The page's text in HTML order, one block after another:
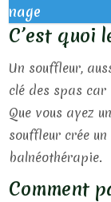
nage
C’est quoi
Un souffleur,
clé des spas car
Que vous ayez
souffleur crée
balnéothérapie.
Comment